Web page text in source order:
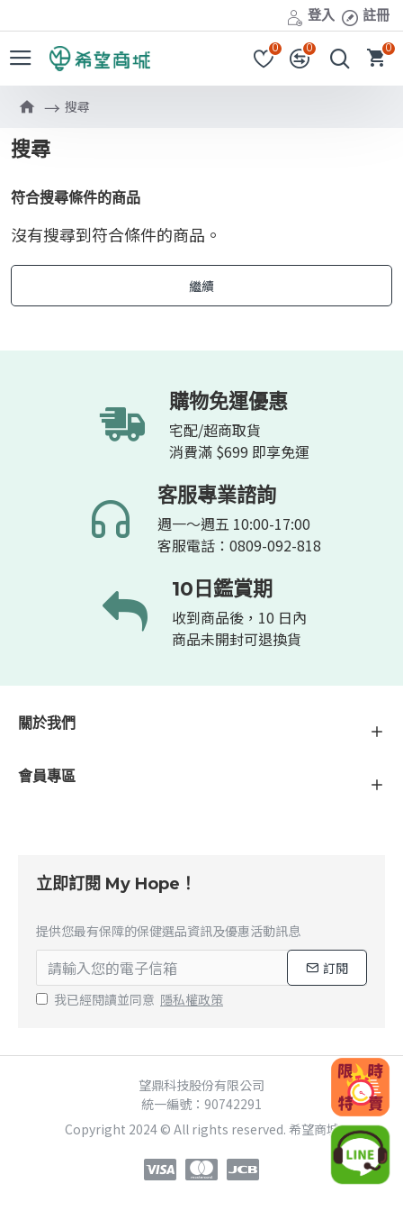
登入 註冊
0 0 0
搜尋
搜尋
符合搜尋條件的商品
沒有搜尋到符合條件的商品。
繼續
購物免運優惠
宅配/超商取貨
消費滿 $699 即享免運
客服專業諮詢
週一～週五 10:00-17:00
客服電話：0809-092-818
10日鑑賞期
收到商品後，10 日內
商品未開封可退換貨
關於我們
會員專區
立即訂閱 My Hope！
提供您最有保障的保健選品資訊及優惠活動訊息
訂閱
我已經閱讀並同意 隱私權政策
望鼎科技股份有限公司
統一編號：90742291
Copyright 2024 © All rights reserved. 希望商城